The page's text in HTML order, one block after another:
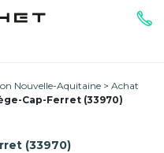
Nouvelle-Aquitaine
Achat
Cap-Ferret (33970)
(33970)